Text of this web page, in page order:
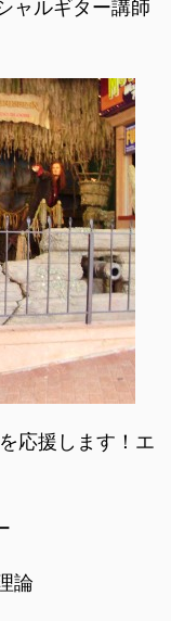
ャルギター講師
応援します！エ
論